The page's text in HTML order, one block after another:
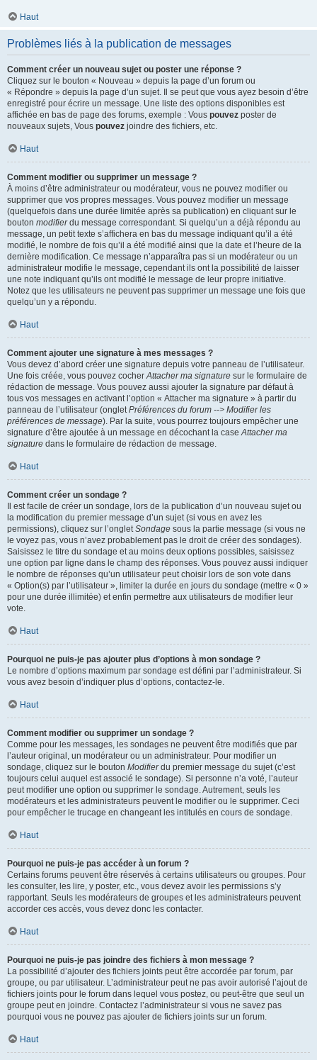
Haut
Problèmes liés à la publication de messages
Comment créer un nouveau sujet ou poster une réponse ?
Cliquez sur le bouton « Nouveau » depuis la page d’un forum ou
« Répondre » depuis la page d’un sujet. Il se peut que vous ayez besoin d’être
enregistré pour écrire un message. Une liste des options disponibles est
affichée en bas de page des forums, exemple : Vous pouvez poster de
nouveaux sujets, Vous pouvez joindre des fichiers, etc.
Haut
Comment modifier ou supprimer un message ?
À moins d’être administrateur ou modérateur, vous ne pouvez modifier ou
supprimer que vos propres messages. Vous pouvez modifier un message
(quelquefois dans une durée limitée après sa publication) en cliquant sur le
bouton modifierdu message correspondant. Si quelqu’un a déjà répondu au
message, un petit texte s’affichera en bas du message indiquant qu’il a été
modifié, le nombre de fois qu’il a été modifié ainsi que la date et l’heure de la
dernière modification. Ce message n’apparaîtra pas si un modérateur ou un
administrateur modifie le message, cependant ils ont la possibilité de laisser
une note indiquant qu’ils ont modifié le message de leur propre initiative.
Notez que les utilisateurs ne peuvent pas supprimer un message une fois que
quelqu’un y a répondu.
Haut
Comment ajouter une signature à mes messages ?
Vous devez d’abord créer une signature depuis votre panneau de l’utilisateur.
Une fois créée, vous pouvez cocherAttacher ma signature sur le formulaire de
rédaction de message. Vous pouvez aussi ajouter la signature par défaut à
tous vos messages en activant l’option « Attacher ma signature » à partir du
panneau de l’utilisateur (ongletPréférences du forum --> Modifier les
préférences de message). Par la suite, vous pourrez toujours empêcher une
signature d’être ajoutée à un message en décochant la caseAttacher ma
signature dans le formulaire de rédaction de message.
Haut
Comment créer un sondage ?
Il est facile de créer un sondage, lors de la publication d’un nouveau sujet ou
la modification du premier message d’un sujet (si vous en avez les
permissions), cliquez sur l’ongletSondage sous la partie message (si vous ne
le voyez pas, vous n’avez probablement pas le droit de créer des sondages).
Saisissez le titre du sondage et au moins deux options possibles, saisissez
une option par ligne dans le champ des réponses. Vous pouvez aussi indiquer
le nombre de réponses qu’un utilisateur peut choisir lors de son vote dans
« Option(s) par l’utilisateur », limiter la durée en jours du sondage (mettre « 0 »
pour une durée illimitée) et enfin permettre aux utilisateurs de modifier leur
vote.
Haut
Pourquoi ne puis-je pas ajouter plus d’options à mon sondage ?
Le nombre d’options maximum par sondage est défini par l’administrateur. Si
vous avez besoin d’indiquer plus d’options, contactez-le.
Haut
Comment modifier ou supprimer un sondage ?
Comme pour les messages, les sondages ne peuvent être modifiés que par
l’auteur original, un modérateur ou un administrateur. Pour modifier un
sondage, cliquez sur le bouton Modifierdu premier message du sujet (c’est
toujours celui auquel est associé le sondage). Si personne n’a voté, l’auteur
peut modifier une option ou supprimer le sondage. Autrement, seuls les
modérateurs et les administrateurs peuvent le modifier ou le supprimer. Ceci
pour empêcher le trucage en changeant les intitulés en cours de sondage.
Haut
Pourquoi ne puis-je pas accéder à un forum ?
Certains forums peuvent être réservés à certains utilisateurs ou groupes. Pour
les consulter, les lire, y poster, etc., vous devez avoir les permissions s’y
rapportant. Seuls les modérateurs de groupes et les administrateurs peuvent
accorder ces accès, vous devez donc les contacter.
Haut
Pourquoi ne puis-je pas joindre des fichiers à mon message ?
La possibilité d’ajouter des fichiers joints peut être accordée par forum, par
groupe, ou par utilisateur. L’administrateur peut ne pas avoir autorisé l’ajout de
fichiers joints pour le forum dans lequel vous postez, ou peut-être que seul un
groupe peut en joindre. Contactez l’administrateur si vous ne savez pas
pourquoi vous ne pouvez pas ajouter de fichiers joints sur un forum.
Haut